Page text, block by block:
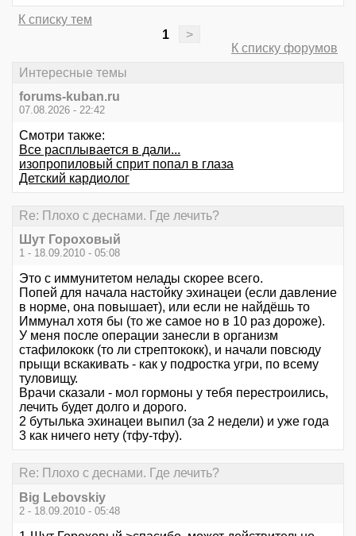
К списку тем
1
>
К списку форумов
Интересные темы
forums-kuban.ru
07.08.2026 - 22:42
Смотри также:
Все расплывается в дали...
изопропиловый сприт попал в глаза
Детский кардиолог
Re: Плохо с деснами. Где лечить?
Шут Гороховый
1 - 18.09.2010 - 05:08
Это с иммунитетом нелады скорее всего.
Попей для начала настойку эхинацеи (если давление
в норме, она повышает), или если не найдёшь то
Иммунал хотя бы (то же самое но в 10 раз дороже).
У меня после операции занесли в организм
стафилококк (то ли стрептококк), и начали повсюду
прыщи вскакивать - как у подростка угри, по всему
туловищу.
Врачи сказали - мол гормоны у тебя перестроились,
лечить будет долго и дорого.
2 бутылька эхинацеи выпил (за 2 недели) и уже года
3 как ничего нету (тфу-тфу).
Re: Плохо с деснами. Где лечить?
Big Lebovskiy
2 - 18.09.2010 - 05:48